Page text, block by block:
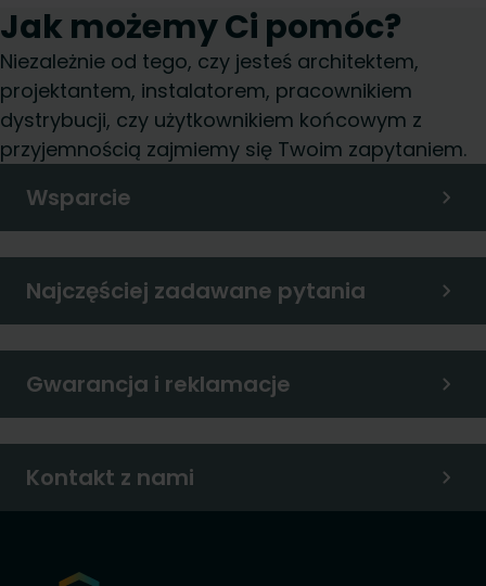
Jak możemy Ci pomóc?
Niezależnie od tego, czy jesteś architektem,
projektantem, instalatorem, pracownikiem
dystrybucji, czy użytkownikiem końcowym z
przyjemnością zajmiemy się Twoim zapytaniem.
Wsparcie
Najczęściej zadawane pytania
Gwarancja i reklamacje
Kontakt z nami